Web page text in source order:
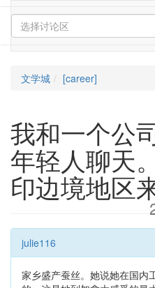
文学城 [career]
我和一个公
年轻人聊天
印边境地区
julie116
家乡盛产蚕丝。她说她在国内